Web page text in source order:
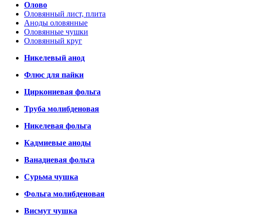
Олово
Оловянный лист, плита
Аноды оловянные
Оловянные чушки
Оловянный круг
Никелевый анод
Флюс для пайки
Циркониевая фольга
Труба молибденовая
Никелевая фольга
Кадмиевые аноды
Ванадиевая фольга
Сурьма чушка
Фольга молибденовая
Висмут чушка